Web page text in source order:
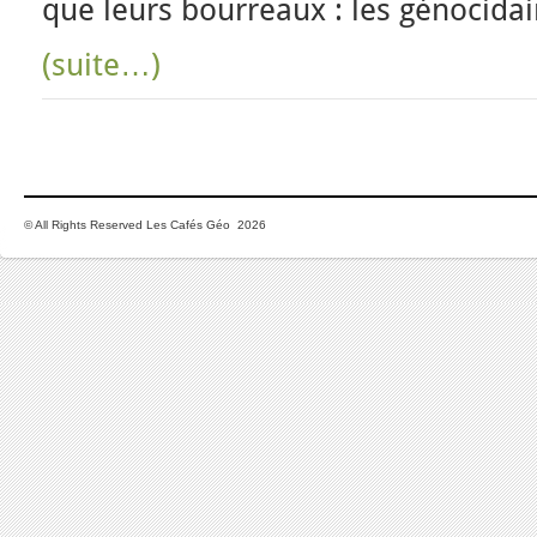
que leurs bourreaux : les
(suite…)
© All Rights Reserved Les Cafés Géo 2026